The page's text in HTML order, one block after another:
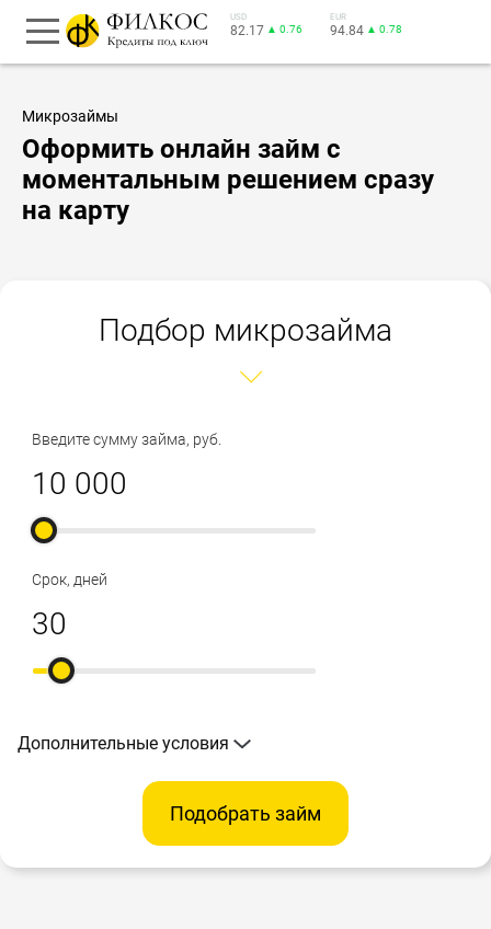
USD
82.17 ▲ 0.76
EUR
94.84 ▲ 0.78
Микрозаймы
Оформить онлайн займ с
моментальным решением сразу
на карту
Подбор микрозайма
Введите сумму займа, руб.
Срок, дней
Дополнительные условия
Подобрать займ